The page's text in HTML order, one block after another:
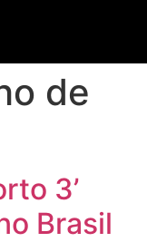
de
3’
Brasil